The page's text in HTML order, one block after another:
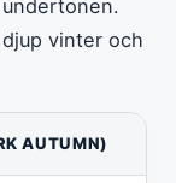
vinter och
AUTUMN)